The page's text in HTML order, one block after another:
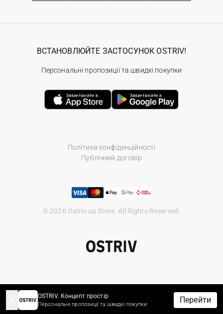
Політика конфіденційності
Публічний договір
© 2026 Ostriv.ua Store. All Rights Reserved.
ВСТАНОВЛЮЙТЕ ЗАСТОСУНОК OSTRIV!
Персональні пропозиції та швидкі покупки
OSTRIV. Концепт простір
Персональні пропозиції та швидкі покупки Перейти